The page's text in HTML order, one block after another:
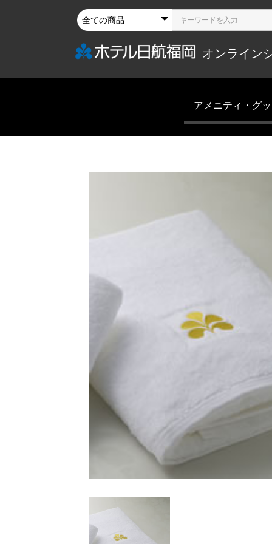
オンライン
アメニティ・グ
アメニティ
グッズ